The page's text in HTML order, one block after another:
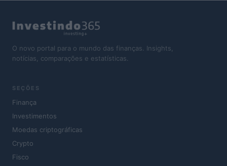
O novo portal para o mundo das finanças. Insights,
notícias, comparações e estatísticas.
SEÇÕES
Finança
Investimentos
Moedas criptográficas
Crypto
Fisco